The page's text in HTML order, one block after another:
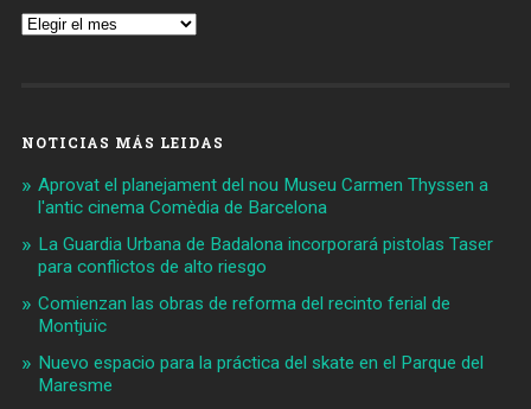
Archivos
NOTICIAS MÁS LEIDAS
Aprovat el planejament del nou Museu Carmen Thyssen a
l'antic cinema Comèdia de Barcelona
La Guardia Urbana de Badalona incorporará pistolas Taser
para conflictos de alto riesgo
Comienzan las obras de reforma del recinto ferial de
Montjuïc
Nuevo espacio para la práctica del skate en el Parque del
Maresme